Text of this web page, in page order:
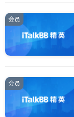
会员
会员